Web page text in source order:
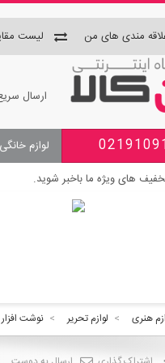
مندی های من لیست
ارسال
لوازم
های ویژه ما باخبر شوید.
کنید.
هنری > لوازم تحریر > نوشت افزار